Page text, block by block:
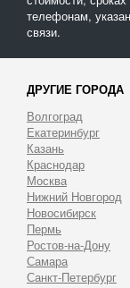
телефонам,
связи.
ДРУГИЕ ГОРОДА
Волгоград
Екатеринбург
Казань
Краснодар
Москва
Нижний Новгород
Новосибирск
Пермь
Ростов-на-Дону
Самара
Санкт-Петербург